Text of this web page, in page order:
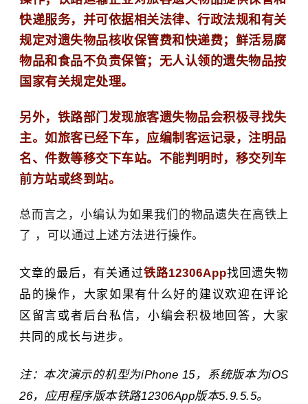
快递服务，并可依据相关法律、行政法规和有关
规定对遗失物品核收保管费和快递费；鲜活易腐
物品和食品不负责保管；无人认领的遗失物品按
国家有关规定处理。
另外，铁路部门发现旅客遗失物品会积极寻找失
主。如旅客已经下车，应编制客运记录，注明品
名、件数等移交下车站。不能判明时，移交列车
前方站或终到站。
总而言之，小编认为如果我们的物品遗失在高铁上
了 ，可以通过上述方法进行操作。
文章的最后，有关通过铁路12306App找回遗失物
品的操作，大家如果有什么好的建议欢迎在评论
区留言或者后台私信，小编会积极地回答，大家
共同的成长与进步。
注：本次演示的机型为iPhone 15，系统版本为iOS
26，应用程序版本铁路12306App版本5.9.5.5。